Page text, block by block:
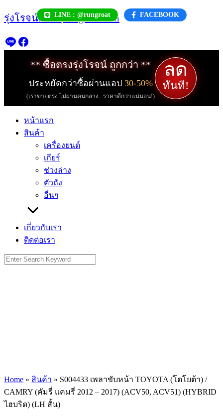
Skip
to
LINE : @rungroat FACEBOOK
รุ่งโรจน์.com | rungroat.com
** ซื้อตรงรุ่งโรจน์ ถูกกว่า **
ประหยัดกว่าซื้อผ่านแอป 30-50%
(เราขายตรง ไม่ผ่านคนกลาง...ราคาดีกว่าแน่นอน!)
ลด
ทันที!
หน้าแรก
สินค้า
เครื่องยนต์
เกียร์
ช่วงล่าง
ตัวถัง
อื่นๆ
เกี่ยวกับเรา
ติดต่อเรา
Search
for:
Home » สินค้า » S004433 เพลาขับหน้า TOYOTA (โตโยต้า) /
CAMRY (คัมรี่ แคมรี่ 2012 – 2017) (ACV50, ACV51) (HYBRID
ไฮบริด) (LH สั้น)